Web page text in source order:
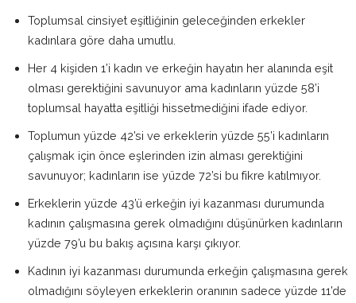
Toplumsal cinsiyet eşitliğinin geleceğinden erkekler
kadınlara göre daha umutlu.
Her 4 kişiden 1’i kadın ve erkeğin hayatın her alanında eşit
olması gerektiğini savunuyor ama kadınların yüzde 58’i
toplumsal hayatta eşitliği hissetmediğini ifade ediyor.
Toplumun yüzde 42’si ve erkeklerin yüzde 55’i kadınların
çalışmak için önce eşlerinden izin alması gerektiğini
savunuyor; kadınların ise yüzde 72’si bu fikre katılmıyor.
Erkeklerin yüzde 43’ü erkeğin iyi kazanması durumunda
kadının çalışmasına gerek olmadığını düşünürken kadınların
yüzde 79’u bu bakış açısına karşı çıkıyor.
Kadının iyi kazanması durumunda erkeğin çalışmasına gerek
olmadığını söyleyen erkeklerin oranının sadece yüzde 11’de